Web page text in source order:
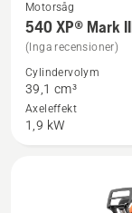
Se
mer
information
om
540 XP®
Mark
Motorsåg
540 XP® Mark
(Inga recensioner)
Cylindervolym
39,1 cm³
Axeleffekt
1,9 kW